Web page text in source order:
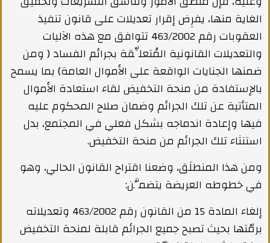
الغاية منها، يفرِض إقرار تعديلات على قانون تنفيذ
العقوبات رقم 463/2002 تتوافق مع هذه الآليات
والتعديلات القانونية المُتعلِّقة بجرائم الفساد ( ومن
ضمنها الجنايات الواقعة على الأموال العامة) بما يسمح
بالإستفادة من منحة التخفيض لقاء استعادة الأموال
المتأتية عن تلك الجرائم وضمان صلاح المحكوم عليه
فيها وإعادة اندماجه بشكل فعلي في المجتمع، بدل
استنثاء تلك الجرائم من منحة التخفيض.
ومن هذا المنطلَق، وضعنا اقتراح القانون الحالي، وهو
في خطوطه العريضة يتضمَّن:
إلغاء المادة 15 من القانون رقم 463/2002 وتعديلاته
برمّتها بحيث تصبح جميع الجرائم قابلة لمنحة التخفيض